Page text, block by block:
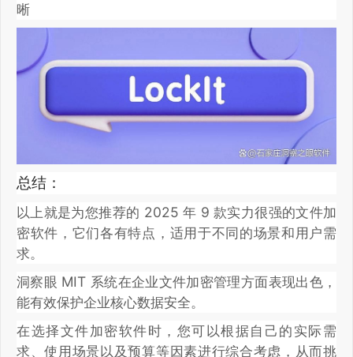
晰
总结：
以上就是为您推荐的 2025 年 9 款实力很强的文件加
密软件，它们各有特点，适用于不同的场景和用户需
求。
洞察眼 MIT 系统在企业文件加密管理方面表现出色，
能有效保护企业核心数据安全。
在选择文件加密软件时，您可以根据自己的实际需
求、使用场景以及预算等因素进行综合考虑，从而挑